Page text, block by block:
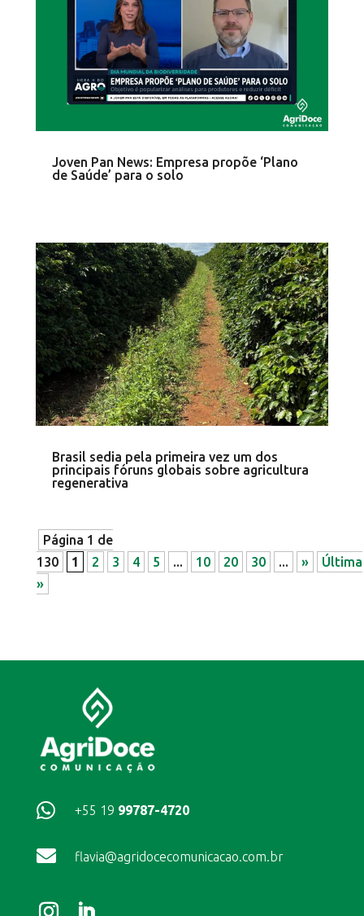
Joven Pan News: Empresa propõe ‘Plano
de Saúde’ para o solo
Brasil sedia pela primeira vez um dos
principais fóruns globais sobre agricultura
regenerativa
Página 1 de
130
1 2 3 4 5 ... 10 20 30 ... »
Última
»
 +55 19 99787-4720
 flavia@agridocecomunicacao.com.br